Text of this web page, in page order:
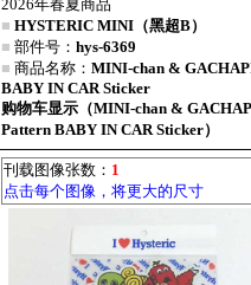
2026年春夏商品
■ HYSTERIC MINI（黑超B）
■ 部件号： hys-6369
■ 商品名称： MINI-chan &
BABY IN CAR Sticker
购物车显示（MINI-chan &
Pattern BABY IN CAR Sticker）
刊载图像张数： 1
点击每个图像，将更大的尺寸